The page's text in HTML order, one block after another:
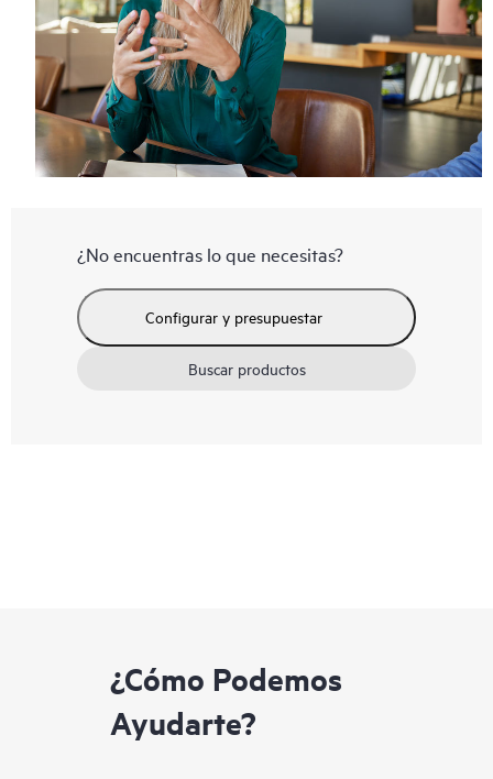
¿No encuentras lo que necesitas?
Configurar y presupuestar
Buscar productos
¿Cómo Podemos
Ayudarte?